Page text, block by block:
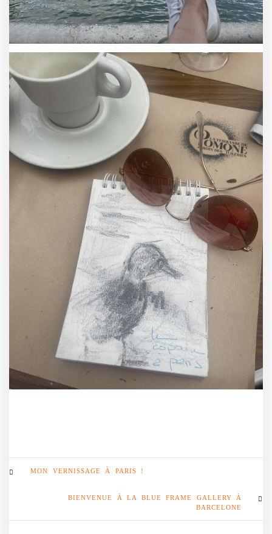
MON VERNISSAGE À PARIS !
BIENVENUE À LA BLUE FRAME GALLERY À
BARCELONE